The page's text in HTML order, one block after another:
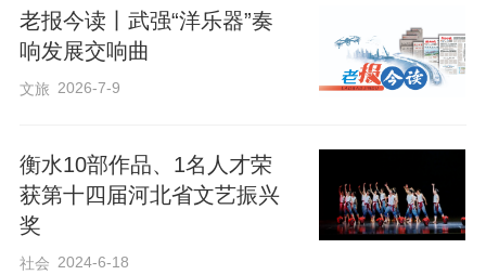
老报今读丨武强“洋乐器”奏
响发展交响曲
文旅 2026-7-9
衡水10部作品、1名人才荣
获第十四届河北省文艺振兴
奖
社会 2024-6-18